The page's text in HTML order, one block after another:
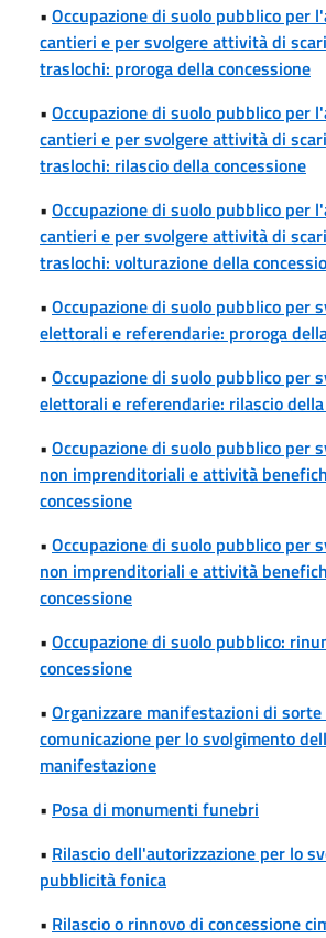
• Occupazione di suolo pubblico per
cantieri e per svolgere attività di
traslochi: proroga della concessione
• Occupazione di suolo pubblico per
cantieri e per svolgere attività di
traslochi: rilascio della concessione
• Occupazione di suolo pubblico per
cantieri e per svolgere attività di
traslochi: volturazione della
• Occupazione di suolo pubblico per
elettorali e referendarie: proroga
• Occupazione di suolo pubblico per
elettorali e referendarie: rilascio
• Occupazione di suolo pubblico per
non imprenditoriali e attività
concessione
• Occupazione di suolo pubblico per
non imprenditoriali e attività
concessione
• Occupazione di suolo pubblico:
concessione
• Organizzare manifestazioni di sorte
comunicazione per lo svolgimento
manifestazione
• Posa di monumenti funebri
• Rilascio dell'autorizzazione per lo
pubblicità fonica
• Rilascio o rinnovo di concessione